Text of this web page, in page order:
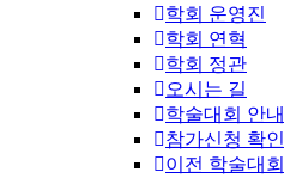
학회 운영진
학회 연혁
학회 정관
오시는 길
학술대회 안내
참가신청 확인
이전 학술대회